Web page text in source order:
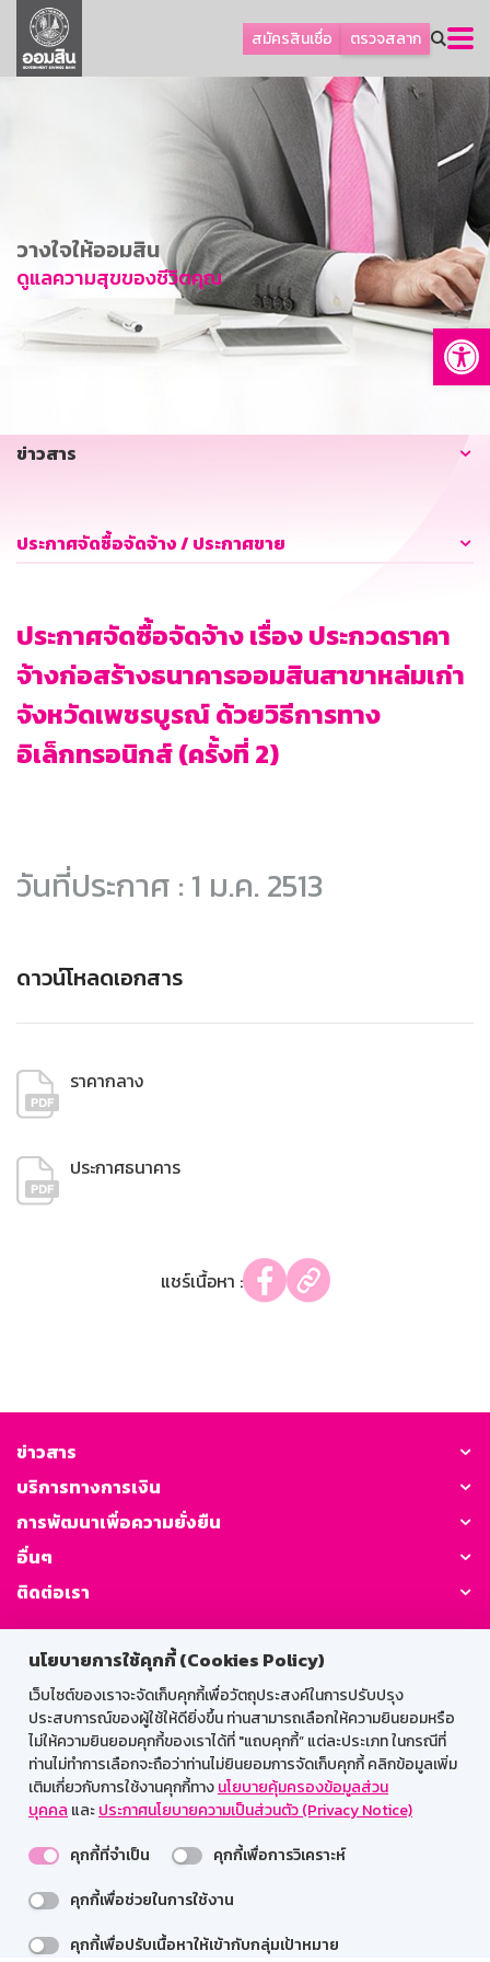
นโยบายการใช้คุกกี้ (Cookies Policy)
เว็บไซต์ของเราจะจัดเก็บคุกกี้เพื่อวัตถุประสงค์ในการปรับปรุง
ประสบการณ์ของผู้ใช้ให้ดียิ่งขึ้น ท่านสามารถเลือกให้ความยินยอมหรือ
ไม่ให้ความยินยอมคุกกี้ของเราได้ที่ "แถบคุกกี้” แต่ละประเภท ในกรณีที่
ท่านไม่ทำการเลือกจะถือว่าท่านไม่ยินยอมการจัดเก็บคุกกี้ คลิกข้อมูลเพิ่ม
เติมเกี่ยวกับการใช้งานคุกกี้ทางนโยบายคุ้มครองข้อมูลส่วน
บุคคล และประกาศนโยบายความเป็นส่วนตัว (Privacy Notice)
คุกกี้ที่จำเป็น
คุกกี้เพื่อการวิเคราะห์
คุกกี้เพื่อช่วยในการใช้งาน
คุกกี้เพื่อปรับเนื้อหาให้เข้ากับกลุ่มเป้าหมาย
สมัครสินเชื่อ ตรวจสลาก
ลูกค้าธุรกิจ
ลูกค้าผู้ประกอบรายย่อย
การพัฒนาที่ยั่งยืน
ข่าวสาร
บริการทางการเงิน
อื่นๆ
วางใจให้ออมสิน
ดูแลความสุขของชีวิตคุณ
ข่าวสาร
ประกาศจัดซื้อจัดจ้าง / ประกาศขาย
ประกาศจัดซื้อจัดจ้าง เรื่อง ประกวดราคา
จ้างก่อสร้างธนาคารออมสินสาขาหล่มเก่า
จังหวัดเพชรบูรณ์ ด้วยวิธีการทาง
อิเล็กทรอนิกส์ (ครั้งที่ 2)
วันที่ประกาศ : 1 ม.ค. 2513
ดาวน์โหลดเอกสาร
ราคากลาง
ประกาศธนาคาร
แชร์เนื้อหา :
ข่าวสาร
บริการทางการเงิน
การพัฒนาเพื่อความยั่งยืน
อื่นๆ
ติดต่อเรา
GSB Society:
สำหรับพนักงาน
Web HR
GSB Wisdom
M-Search
เข้าสู่ระบบเน็ตเมล
รองรับการใช้งานได้ดีบนเว็บบราวเซอร์